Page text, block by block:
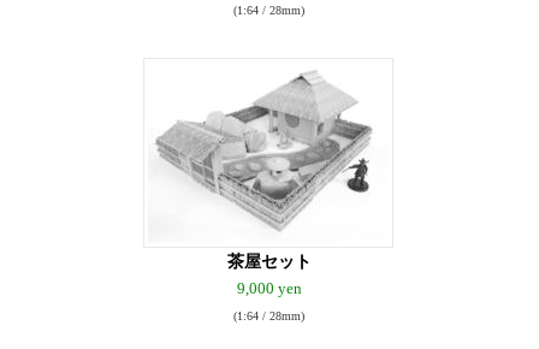
(1:64 / 28mm)
茶屋セット
9,000 yen
(1:64 / 28mm)